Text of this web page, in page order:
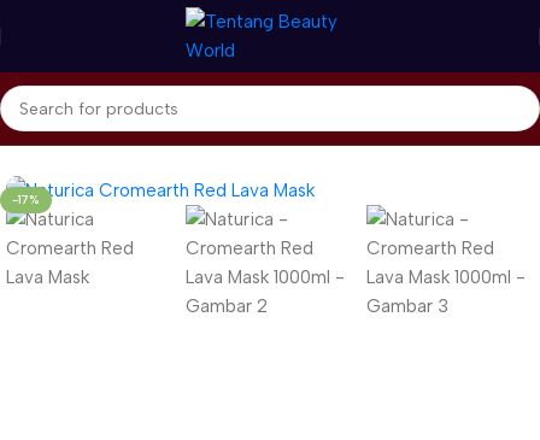
Beranda Naturica - RICA Cromearth
-17%